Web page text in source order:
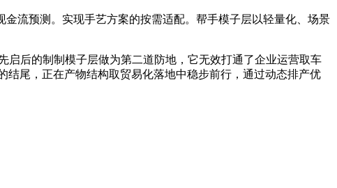
流预测。实现手艺方案的按需适配。帮手模子层以轻量化、场景
后的制制模子层做为第二道防地，它无效打通了企业运营取车
尾，正在产物结构取贸易化落地中稳步前行，通过动态排产优